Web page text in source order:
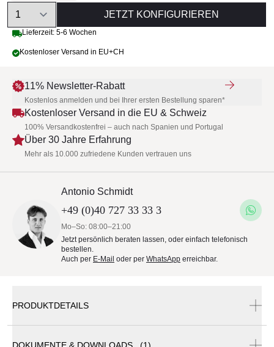
Quantity
JETZT KONFIGURIEREN
Lieferzeit: 5-6 Wochen
Kostenloser Versand in EU+CH
11% Newsletter-Rabatt
Kostenlos anmelden und bei Ihrer ersten Bestellung sparen*
Kostenloser Versand in die EU & Schweiz
100% Versandkostenfrei – auch nach Spanien und Portugal
Über 30 Jahre Erfahrung
Mehr als 10.000 zufriedene Kunden vertrauen uns
Antonio Schmidt
+49 (0)40 727 33 33 3
Mo–So: 08:00–21:00
Jetzt persönlich beraten lassen, oder einfach telefonisch
bestellen.
Auch per E-Mail oder per WhatsApp erreichbar.
PRODUKTDETAILS
DOKUMENTE & DOWNLOADS (1)